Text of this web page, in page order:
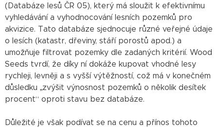
(Databáze lesů ČR 05), který má sloužit k efektivnímu
vyhledávání a vyhodnocování lesních pozemků pro
akvizice. Tato databáze sjednocuje různé veřejné údaje
o lesích (katastr, dřeviny, stáří porostů apod.) a
umožňuje filtrovat pozemky dle zadaných kritérií. Wood
Seeds tvrdí, že díky ní dokáže kupovat vhodné lesy
rychleji, levněji a s vyšší výtěžností, což má v konečném
důsledku „zvýšit výnosnost pozemků o několik desítek
procent“ oproti stavu bez databáze.
Důležité je však podívat se na cenu a přínos tohoto